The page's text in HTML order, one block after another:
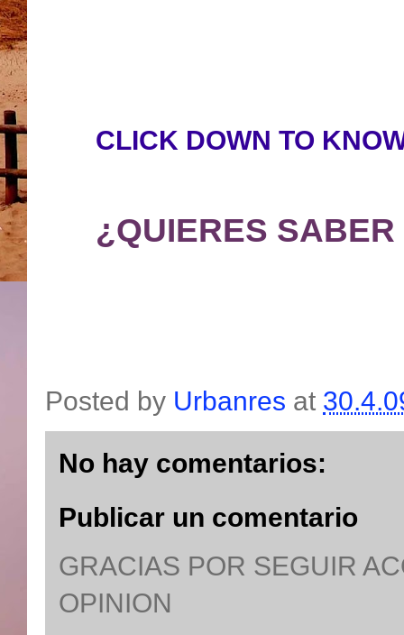
CLICK DOWN TO
¿QUIERES
Posted by Urbanres at
No hay comentarios:
Publicar un comentario
GRACIAS POR SEGUIR
OPINION